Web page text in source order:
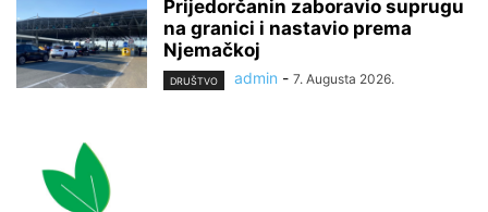
Prijedorčanin zaboravio suprugu
na granici i nastavio prema
Njemačkoj
DRUŠTVO admin - 7. Augusta 2026.